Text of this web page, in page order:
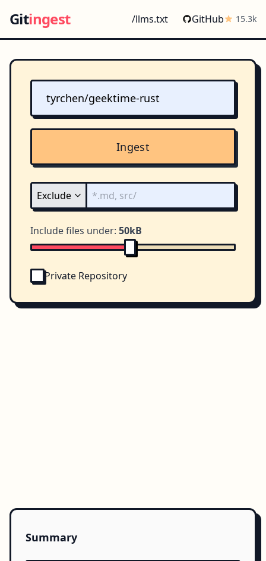
Gitingest /llms.txt GitHub 15.3k
Ingest
Include files under: 50kB
Private Repository
Summary